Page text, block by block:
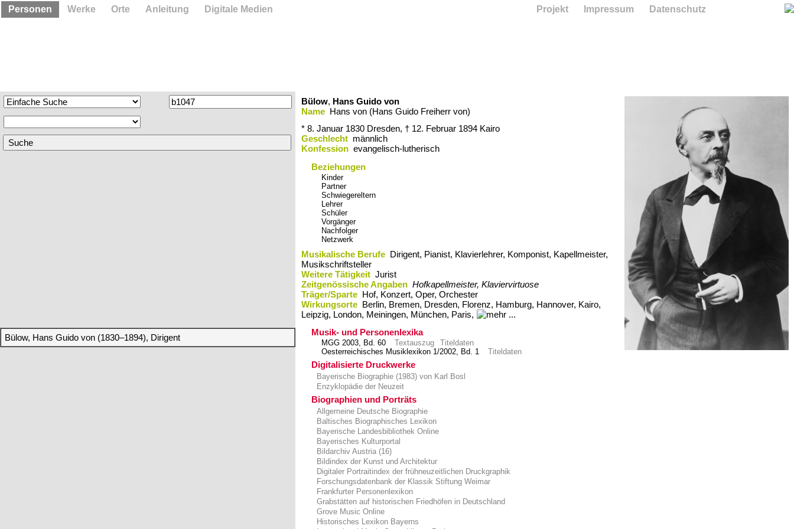
Bülow, Hans Guido von (1830–1894), Dirigent
Bülow, Hans Guido von
Name Hans von (Hans Guido Freiherr von)
* 8. Januar 1830 Dresden, † 12. Februar 1894 Kairo
Geschlecht männlich
Konfession evangelisch-lutherisch
Beziehungen
Kinder
Partner
Schwiegereltern
Lehrer
Schüler
Vorgänger
Nachfolger
Netzwerk
Musikalische Berufe Dirigent, Pianist, Klavierlehrer, Komponist, Kapellmeister,
Musikschriftsteller
Weitere Tätigkeit Jurist
Zeitgenössische Angaben Hofkapellmeister, Klaviervirtuose
Träger/Sparte Hof, Konzert, Oper, Orchester
Wirkungsorte Berlin,​ Bremen,​ Dresden,​ Florenz,​ Hamburg,​ Hannover,​ Kairo,​
Leipzig,​ London,​ Meiningen,​ München,​ Paris,
Musik- und Personenlexika
MGG 2003, Bd. 60 Textauszug
Titeldaten
Oesterreichisches Musiklexikon 1/2002, Bd. 1
Titeldaten
Digitalisierte Druckwerke
Bayerische Biographie (1983) von Karl Bosl
Enzyklopädie der Neuzeit
Biographien und Porträts
Allgemeine Deutsche Biographie
Baltisches Biographisches Lexikon
Bayerische Landesbibliothek Online
Bayerisches Kulturportal
Bildarchiv Austria (16)
Bildindex der Kunst und Architektur
Digitaler Portraitindex der frühneuzeitlichen Druckgraphik
Forschungsdatenbank der Klassik Stiftung Weimar
Frankfurter Personenlexikon
Grabstätten auf historischen Friedhöfen in Deutschland
Grove Music Online
Historisches Lexikon Bayerns
Personen Werke Orte Anleitung Digitale Medien Projekt Impressum Datenschutz